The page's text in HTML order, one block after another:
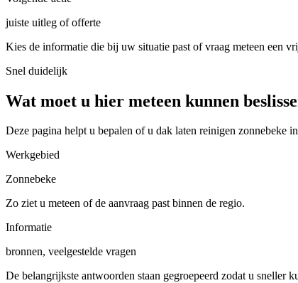
juiste uitleg of offerte
Kies de informatie die bij uw situatie past of vraag meteen een
Snel duidelijk
Wat moet u hier meteen kunnen
Deze pagina helpt u bepalen of u dak laten reinigen zonnebeke
Werkgebied
Zonnebeke
Zo ziet u meteen of de aanvraag past binnen de regio.
Informatie
bronnen, veelgestelde vragen
De belangrijkste antwoorden staan gegroepeerd zodat u sneller